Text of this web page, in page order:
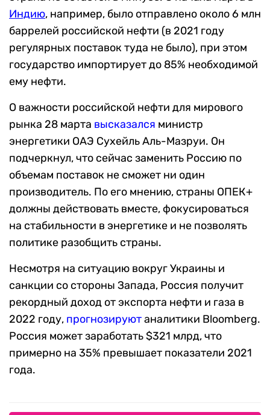
Индию, например, было отправлено около 6 млн
баррелей российской нефти (в 2021 году
регулярных поставок туда не было), при этом
государство импортирует до 85% необходимой
ему нефти.
О важности российской нефти для мирового
рынка 28 марта высказался министр
энергетики ОАЭ Сухейль Аль-Мазруи. Он
подчеркнул, что сейчас заменить Россию по
объемам поставок не сможет ни один
производитель. По его мнению, страны ОПЕК+
должны действовать вместе, фокусироваться
на стабильности в энергетике и не позволять
политике разобщить страны.
Несмотря на ситуацию вокруг Украины и
санкции со стороны Запада, Россия получит
рекордный доход от экспорта нефти и газа в
2022 году, прогнозируютаналитики Bloomberg.
Россия может заработать $321 млрд, что
примерно на 35% превышает показатели 2021
года.